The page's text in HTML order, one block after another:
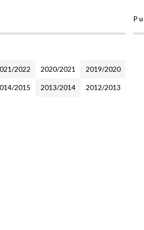
2022 2020/2021 2019/2020
2015 2013/2014 2012/2013